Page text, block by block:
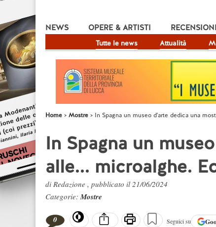
NEWS
Tutte le news Attualità
OPERE & ARTISTI
Home Mostre In Spagna un museo d'arte dedica una
In Spagna un
alle... microalghe.
di Redazione , pubblicato il 21/06/2024
Categorie:Mostre
0 Seguici su